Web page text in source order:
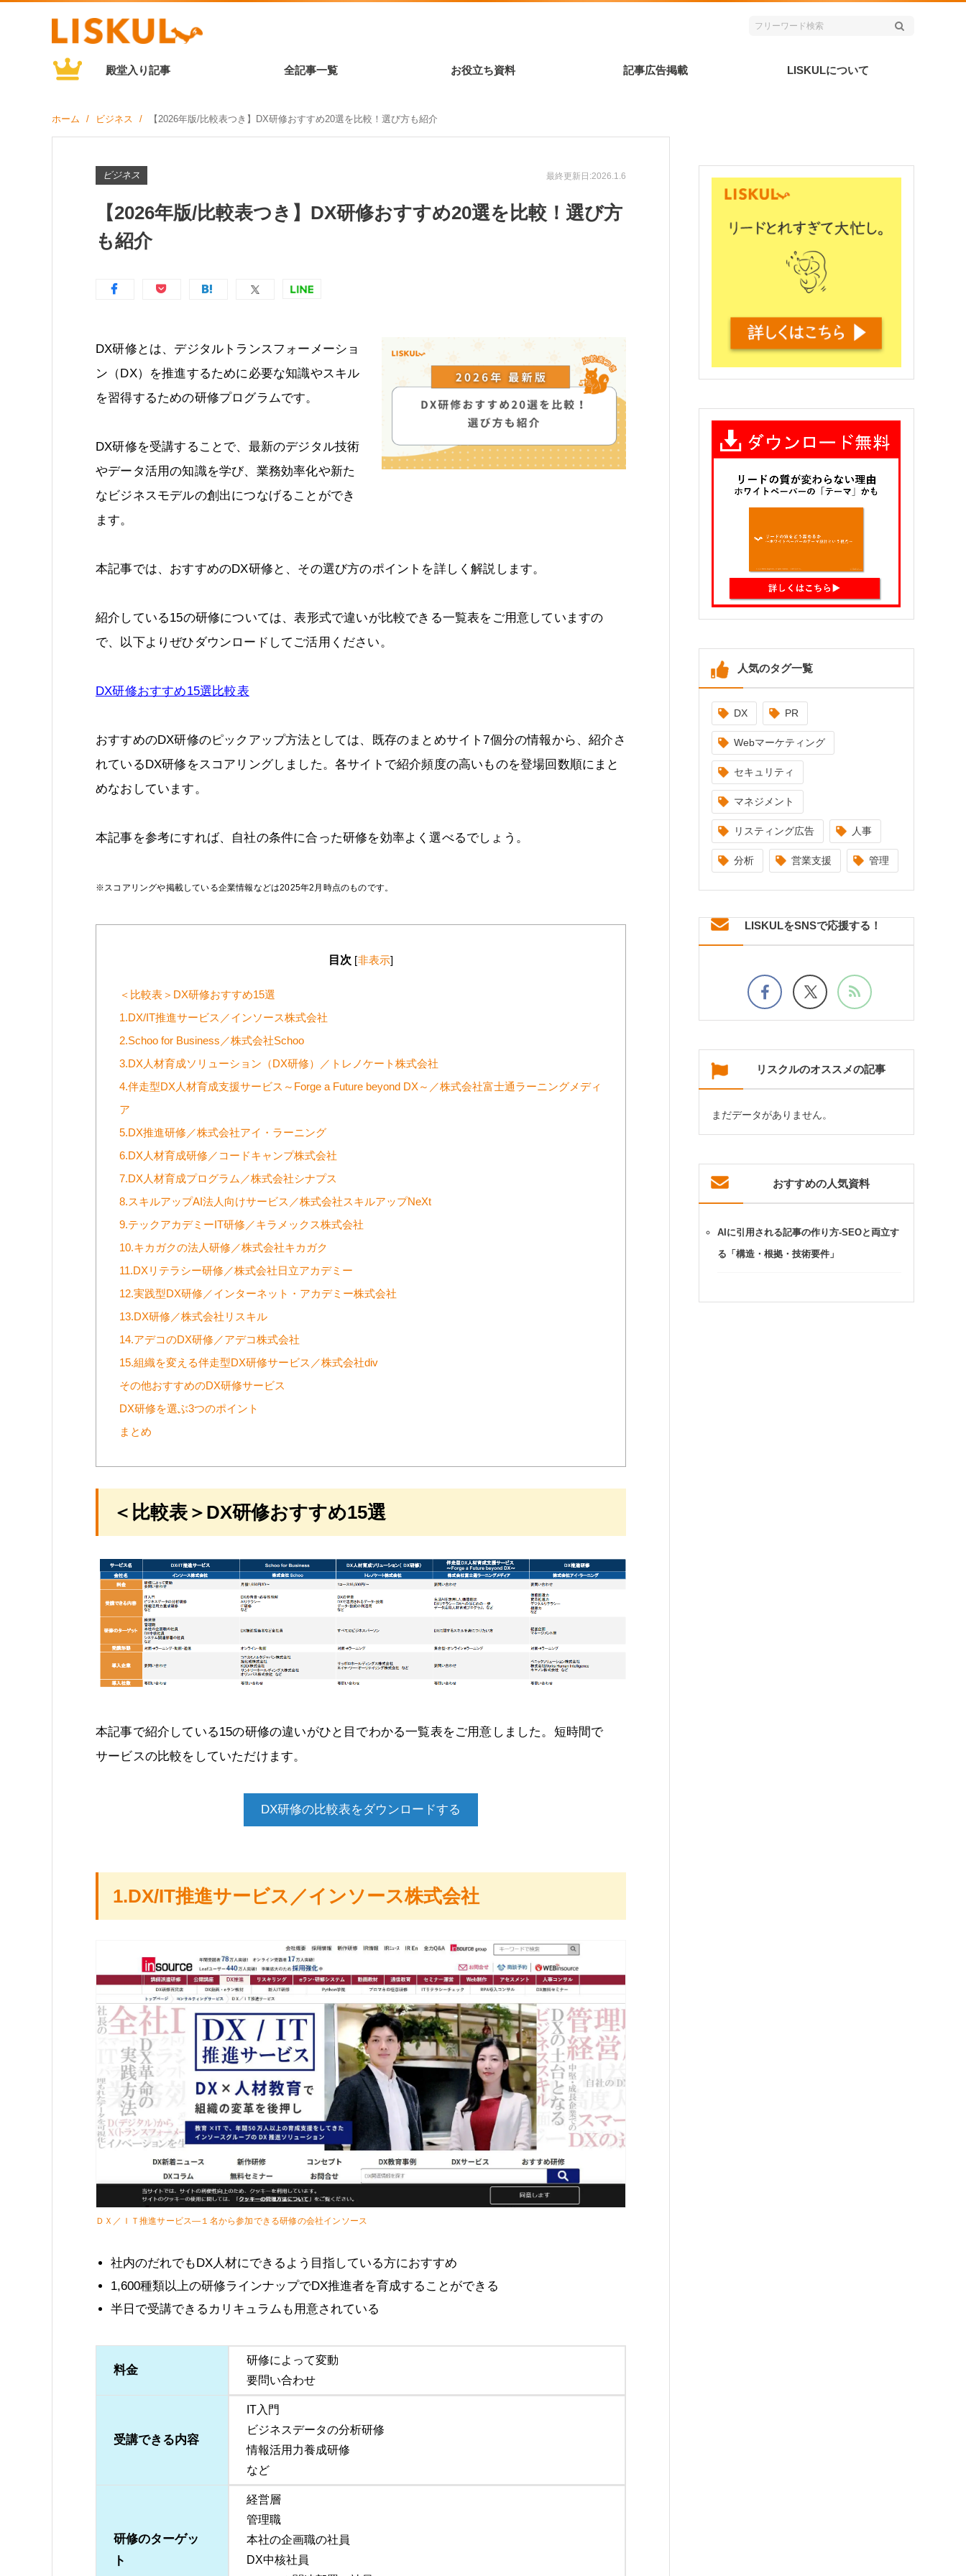
殿堂入り記事 全記事一覧 お役立ち資料 記事広告掲載 LISKULについて
ホーム ビジネス 【2026年版/比較表つき】DX研修おすすめ20選を比較！選び方も紹介
ビジネス 最終更新日:2026.1.6
【2026年版/比較表つき】DX研修おすすめ20選を比較！選び方
も紹介
DX研修とは、デジタルトランスフォーメーショ
ン（DX）を推進するために必要な知識やスキル
を習得するための研修プログラムです。
DX研修を受講することで、最新のデジタル技術
やデータ活用の知識を学び、業務効率化や新た
なビジネスモデルの創出につなげることができ
ます。
本記事では、おすすめのDX研修と、その選び方のポイントを詳しく解説します。
紹介している15の研修については、表形式で違いが比較できる一覧表をご用意していますの
で、以下よりぜひダウンロードしてご活用ください。
DX研修おすすめ15選比較表
おすすめのDX研修のピックアップ方法としては、既存のまとめサイト7個分の情報から、紹介さ
れているDX研修をスコアリングしました。各サイトで紹介頻度の高いものを登場回数順にまと
めなおしています。
本記事を参考にすれば、自社の条件に合った研修を効率よく選べるでしょう。
※スコアリングや掲載している企業情報などは2025年2月時点のものです。
目次 [非表示]
＜比較表＞DX研修おすすめ15選
1.DX/IT推進サービス／インソース株式会社
2.Schoo for Business／株式会社Schoo
3.DX人材育成ソリューション（DX研修）／トレノケート株式会社
4.伴走型DX人材育成支援サービス～Forge a Future beyond DX～／株式会社富士通ラーニングメディ
ア
5.DX推進研修／株式会社アイ・ラーニング
6.DX人材育成研修／コードキャンプ株式会社
7.DX人材育成プログラム／株式会社シナプス
8.スキルアップAI法人向けサービス／株式会社スキルアップNeXt
9.テックアカデミーIT研修／キラメックス株式会社
10.キカガクの法人研修／株式会社キカガク
11.DXリテラシー研修／株式会社日立アカデミー
12.実践型DX研修／インターネット・アカデミー株式会社
13.DX研修／株式会社リスキル
14.アデコのDX研修／アデコ株式会社
15.組織を変える伴走型DX研修サービス／株式会社div
その他おすすめのDX研修サービス
DX研修を選ぶ3つのポイント
まとめ
＜比較表＞DX研修おすすめ15選
本記事で紹介している15の研修の違いがひと目でわかる一覧表をご用意しました。短時間で
サービスの比較をしていただけます。
DX研修の比較表をダウンロードする
1.DX/IT推進サービス／インソース株式会社
ＤＸ／ＩＴ推進サービス―１名から参加できる研修の会社インソース
社内のだれでもDX人材にできるよう目指している方におすすめ
1,600種類以上の研修ラインナップでDX推進者を育成することができる
半日で受講できるカリキュラムも用意されている
料金
研修によって変動
要問い合わせ
受講できる内容
IT入門
ビジネスデータの分析研修
情報活用力養成研修
など
研修のターゲッ
ト
経営層
管理職
本社の企画職の社員
DX中核社員
人気のタグ一覧
DX PR
Webマーケティング
セキュリティ
マネジメント
リスティング広告 人事
分析 営業支援 管理
LISKULをSNSで応援する！
リスクルのオススメの記事
まだデータがありません。
おすすめの人気資料
AIに引用される記事の作り方-SEOと両立す
る「構造・根拠・技術要件」